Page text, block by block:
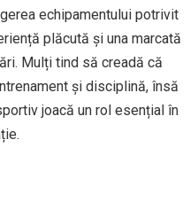
echipamentului potrivit
plăcută și una marcată
Mulți tind să creadă că
și disciplină, însă
joacă un rol esențial în